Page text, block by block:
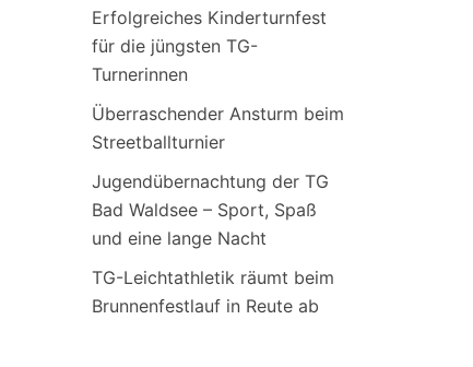
Erfolgreiches Kinderturnfest
für die jüngsten TG-
Turnerinnen
Überraschender Ansturm beim
Streetballturnier
Jugendübernachtung der TG
Bad Waldsee – Sport, Spaß
und eine lange Nacht
TG-Leichtathletik räumt beim
Brunnenfestlauf in Reute ab